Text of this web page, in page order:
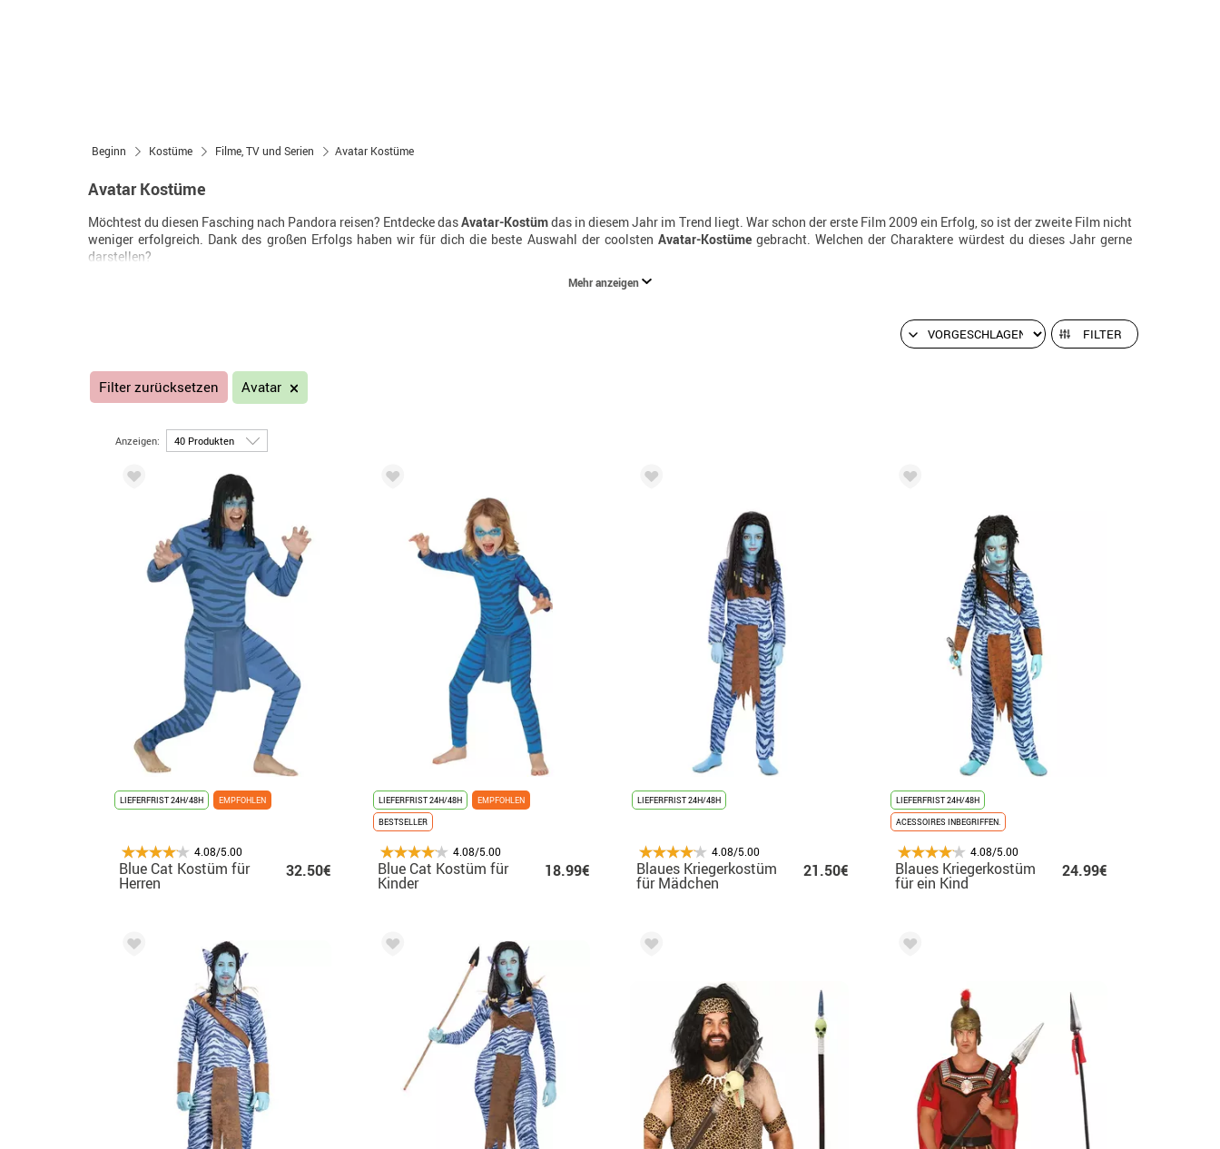
Beginn Kostüme Filme, TV und Serien Avatar Kostüme
Avatar Kostüme
Möchtest du diesen Fasching nach Pandora reisen? Entdecke dasAvatar-Kostümdas in diesem Jahr im Trend liegt. War schon der erste Film 2009 ein Erfolg, so ist der zweite Film nicht
weniger erfolgreich. Dank des großen Erfolgs haben wir für dich die beste Auswahl der coolsten Avatar-Kostümegebracht. Welchen der Charaktere würdest du dieses Jahr gerne
darstellen?
Mehr anzeigen
FILTER
Filter zurücksetzen Avatar
Anzeigen:
LIEFERFRIST 24H/48H EMPFOHLEN
4.08/5.00
Blue Cat Kostüm für
Herren
32.50€
LIEFERFRIST 24H/48H
EMPFOHLEN
BESTSELLER
4.08/5.00
Blue Cat Kostüm für
Kinder
18.99€
LIEFERFRIST 24H/48H
4.08/5.00
Blaues Kriegerkostüm
für Mädchen
21.50€
LIEFERFRIST 24H/48H
ACESSOIRES INBEGRIFFEN.
4.08/5.00
Blaues Kriegerkostüm
für ein Kind
24.99€